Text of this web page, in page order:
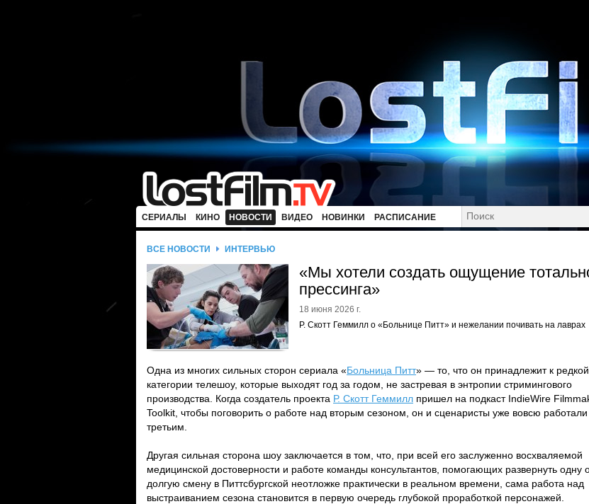
СЕРИАЛЫ КИНО НОВОСТИ ВИДЕО НОВИНКИ РАСПИСАНИЕ
ВСЕ НОВОСТИ ИНТЕРВЬЮ
«Мы хотели создать ощущение
прессинга»
18 июня 2026 г.
Р. Скотт Геммилл о «Больнице Питт» и нежелании почивать на лаврах
Одна из многих сильных сторон сериала «Больница Питт» — то, что он принадлежит к редкой
категории телешоу, которые выходят год за годом, не застревая в энтропии стримингового
производства. Когда создатель проекта Р. Скотт Геммилл пришел на подкаст IndieWire
Toolkit, чтобы поговорить о работе над вторым сезоном, он и сценаристы уже вовсю
третьим.
Другая сильная сторона шоу заключается в том, что, при всей его заслуженно восхваляемой
медицинской достоверности и работе команды консультантов, помогающих развернуть одну
долгую смену в Питтсбургской неотложке практически в реальном времени, сама работа над
выстраиванием сезона становится в первую очередь глубокой проработкой персонажей.